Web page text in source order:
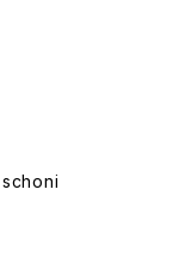
schoni